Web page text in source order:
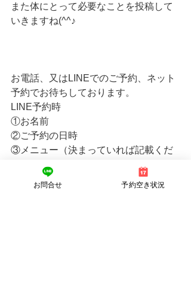
また体にとって必要なことを投稿して
いきますね(^^♪
お電話、又はLINEでのご予約、ネット
予約でお待ちしております。
LINE予約時
①お名前
②ご予約の日時
③メニュー（決まっていれば記載くだ
③現在の体の状態（簡単で結構です）
お問合せ 予約空き状況